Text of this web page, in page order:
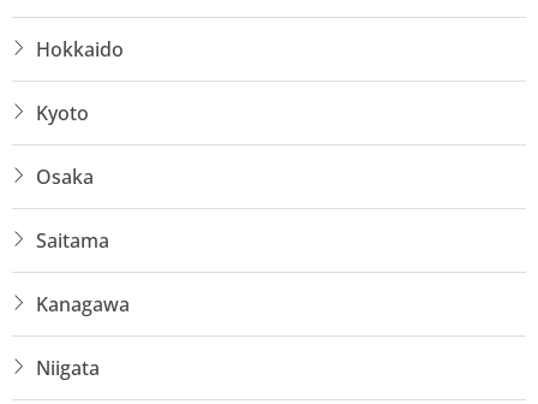
Hokkaido
Kyoto
Osaka
Saitama
Kanagawa
Niigata